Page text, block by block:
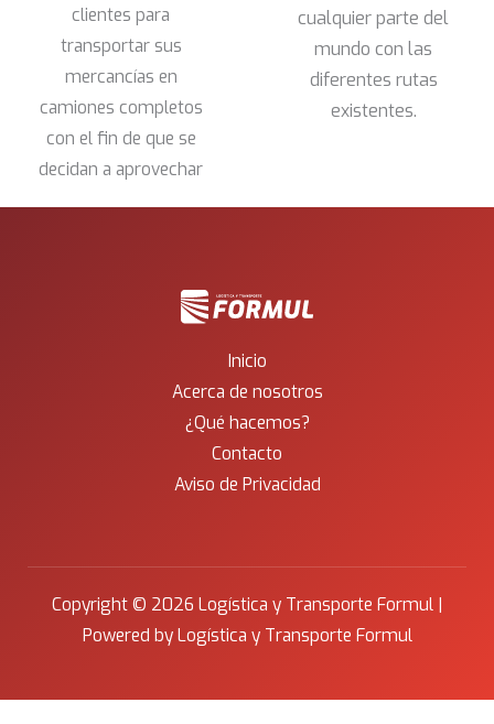
clientes para
transportar sus
mercancías en
camiones completos
con el fin de que se
decidan a aprovechar
cualquier parte del
mundo con las
diferentes rutas
existentes.
Inicio
Acerca de nosotros
¿Qué hacemos?
Contacto
Aviso de Privacidad
Copyright © 2026 Logística y Transporte Formul |
Powered by Logística y Transporte Formul